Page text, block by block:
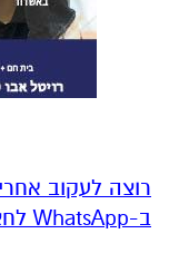
רוצה לעקוב
ב-WhatsApp לחצו כאן